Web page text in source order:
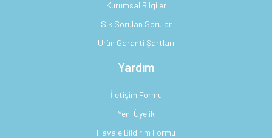
Kurumsal Bilgiler
Sık Sorulan Sorular
Ürün Garanti Şartları
Yardım
İletişim Formu
Yeni Üyelik
Havale Bildirim Formu